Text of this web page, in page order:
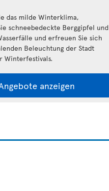
das milde Winterklima,
schneebedeckte Berggipfel und
und erfreuen Sie sich
Beleuchtung der Stadt
Winterfestivals.
anzeigen